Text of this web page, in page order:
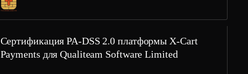
Сертификация PA-DSS 2.0 платформы X-Cart
Payments для Qualiteam Software Limited